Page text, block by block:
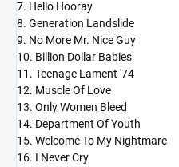
7. Hello Hooray
8. Generation Landslide
9. No More Mr. Nice Guy
10. Billion Dollar Babies
11. Teenage Lament '74
12. Muscle Of Love
13. Only Women Bleed
14. Department Of Youth
15. Welcome To My Nightmare
16. I Never Cry